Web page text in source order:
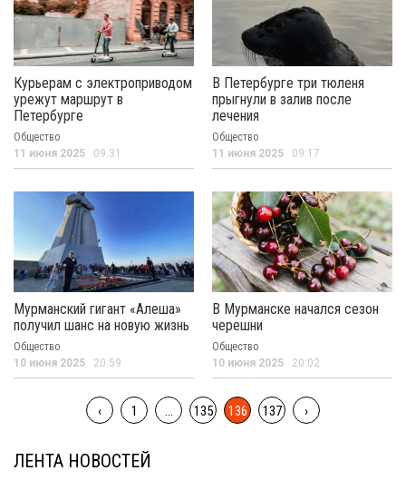
Курьерам с электроприводом
урежут маршрут в
Петербурге
Общество
11 июня 2025 09:31
В Петербурге три тюленя
прыгнули в залив после
лечения
Общество
11 июня 2025 09:17
Мурманский гигант «Алеша»
получил шанс на новую жизнь
Общество
10 июня 2025 20:59
В Мурманске начался сезон
черешни
Общество
10 июня 2025 20:02
‹ 1 ... 135 136 137 ›
ЛЕНТА НОВОСТЕЙ